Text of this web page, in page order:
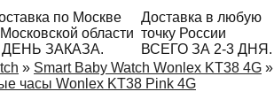
по Москве
области
ДЕНЬ ЗАКАЗА.
Доставка в любую
точку России
ВСЕГО ЗА 2-3 ДНЯ.
» Smart Baby Watch Wonlex KT38 4G »